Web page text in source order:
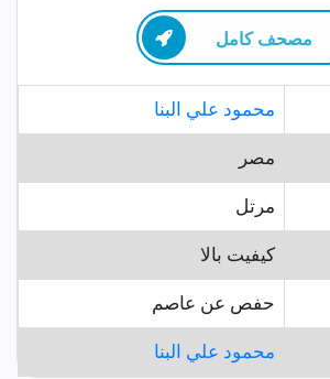
مصحف كامل
محمود علي البنا
مصر
مرتل
کیفیت بالا
حفص عن عاصم
محمود علي البنا